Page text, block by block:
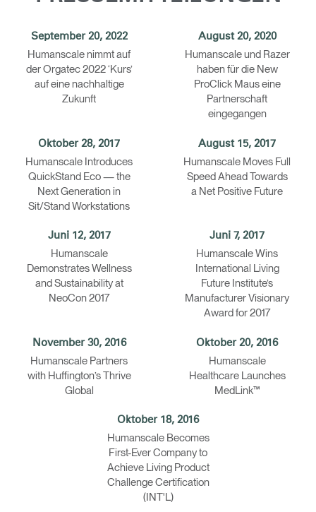
September 20, 2022
Humanscale nimmt auf
der Orgatec 2022 ‘Kurs’
auf eine nachhaltige
Zukunft
August 20, 2020
Humanscale und Razer
haben für die New
ProClick Maus eine
Partnerschaft
eingegangen
Oktober 28, 2017
Humanscale Introduces
QuickStand Eco — the
Next Generation in
Sit/Stand Workstations
August 15, 2017
Humanscale Moves Full
Speed Ahead Towards
a Net Positive Future
Juni 12, 2017
Humanscale
Demonstrates Wellness
and Sustainability at
NeoCon 2017
Juni 7, 2017
Humanscale Wins
International Living
Future Institute’s
Manufacturer Visionary
Award for 2017
November 30, 2016
Humanscale Partners
with Huffington’s Thrive
Global
Oktober 20, 2016
Humanscale
Healthcare Launches
MedLink™
Oktober 18, 2016
Humanscale Becomes
First-Ever Company to
Achieve Living Product
Challenge Certification
(INT'L)